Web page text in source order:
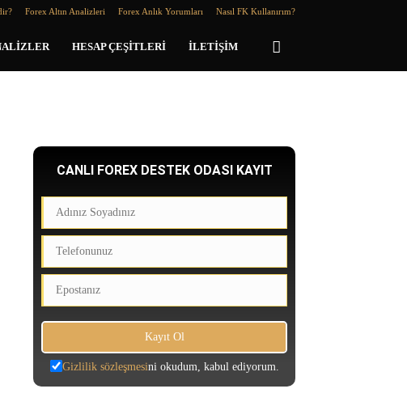
Forex Altın Analizleri Forex Anlık Yorumları Nasıl FK Kullanırım?
HESAP ÇEŞITLERI İLETIŞIM
CANLI FOREX DESTEK ODASI KAYIT
Gizlilik sözleşmesini okudum, kabul ediyorum.